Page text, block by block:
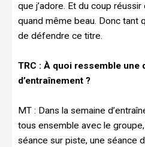
que j’adore. Et du coup réussir
quand même beau. Donc tant
de défendre ce titre.
TRC : À quoi ressemble une
d’entraînement ?
MT : Dans la semaine
tous ensemble avec le
séance sur piste, une séance